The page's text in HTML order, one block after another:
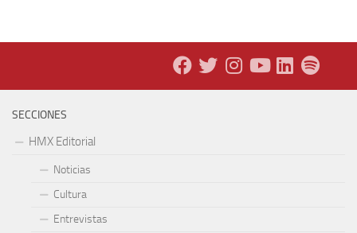
SECCIONES
HMX Editorial
Noticias
Cultura
Entrevistas